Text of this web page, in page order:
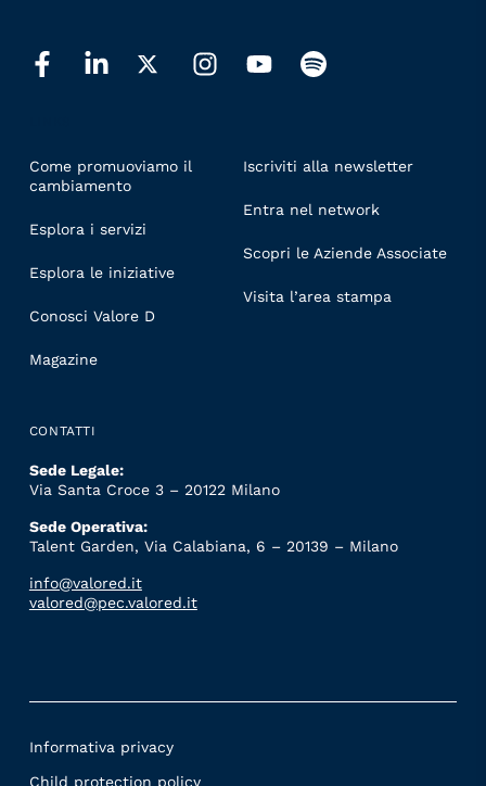
Come promuoviamo il
cambiamento
Esplora i servizi
Esplora le iniziative
Conosci Valore D
Magazine
Iscriviti alla newsletter
Entra nel network
Scopri le Aziende Associate
Visita l’area stampa
CONTATTI
Sede Legale:
Via Santa Croce 3 – 20122 Milano
Sede Operativa:
Talent Garden, Via Calabiana, 6 – 20139 – Milano
info@valored.it
valored@pec.valored.it
Informativa privacy
Child protection policy